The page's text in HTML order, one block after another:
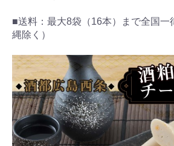
■送料：最大8袋（16本）まで全国一
縄除く）